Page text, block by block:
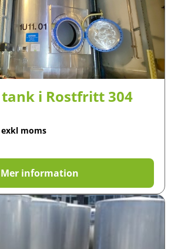
i Rostfritt 304
moms
Mer information